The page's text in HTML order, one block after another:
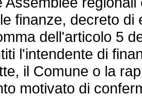
finanze, decreto
dell'articolo 5
l'intendente di
il Comune o la
motivato di